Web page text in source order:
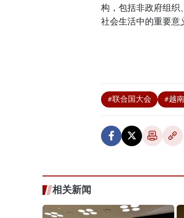
构，包括非政府组织
社会生活中的重要意
#联合国大会 #越
相关新闻